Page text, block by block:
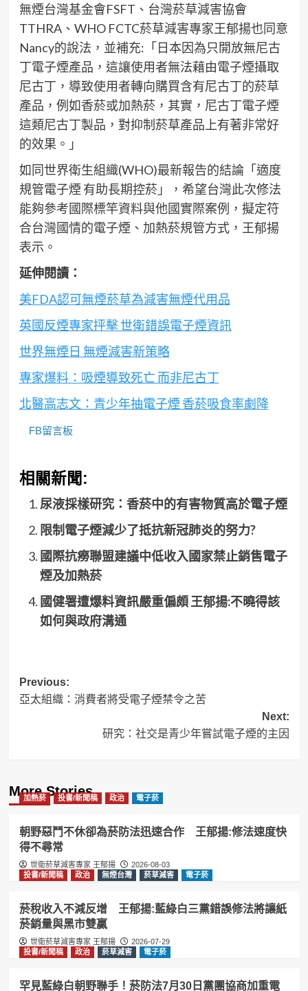
無煙台灣基金會FSFT、台灣菸草減害協會
TTHRA、WHO FCTC菸草減害專家王郁揚也同意
Nancy的說法，並補充:「日本因為只開放無尼古
丁電子煙產品，這讓使用者無法藉由電子煙攝取
尼古丁，導致使用者轉向購買含有尼古丁的菸草
產品，例如香菸或加熱菸，其實，尼古丁電子煙
這類尼古丁製品，對抑制菸草產品上有著非常好
的效果。」
如同世界衛生組織(WHO)最新報告的結論「適度
規管電子煙 有助長期控菸」，希望台灣此次修法
能夠參考國際標竿資料與他國實際案例，擬定符
合台灣國情的電子煙、加熱菸規管方式，王郁揚
表示。
延伸閱讀：
美FDA認可無煙菸草為減害無煙代用品
英國反煙專家抨擊 世衛錯誤電子煙資訊
世界無煙日 無煙減害新策略
專家爆料：吸煙導致死亡 而非尼古丁
北醫高志文：青少年抽電子煙 香菸吸食率劇降
FB留言板
相關新聞:
尿液採樣研究：香菸中的有害物質高於電子煙
限制電子煙減少了抵抗新冠肺炎的努力?
國際抗癆聯盟建議中低收入國家禁止銷售電子
煙及加熱菸
國健署遭爆料資訊嚴重偏頗 王郁揚:不曉得該
如何與政府溝通
Post
navigation
Previous:
亞太組織：消費者將受電子煙禁令之苦
Next:
研究：社交是青少年嘗試電子煙的主因
More Stories
加熱菸 投書/新聞稿 政治 電子菸
朝野惡鬥不休卻為菸防法迅速合作 王郁揚:修法速度快
得不尋常
世衛菸草減害專家 王郁揚
2026-08-03
投書/新聞稿
政治 無煙台灣 菸草減害 電子菸
菸稅收入不減反增 王郁揚:藍綠白三黨錯誤修法將讓紙
菸銷量與黑市雙贏
世衛菸草減害專家 王郁揚
2026-07-29
投書/新聞稿
政治 菸草減害 電子菸
罕見藍綠白朝野聯手！菸防法7月30日黨團協商加重電